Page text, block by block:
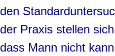
den
der Praxis stellen
dass Mann nicht